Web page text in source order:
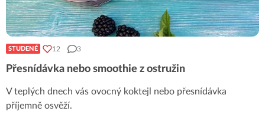
STUDENÉ 12 3
Přesnídávka nebo smoothie z ostružin
V teplých dnech vás ovocný koktejl nebo přesnídávka
příjemně osvěží.